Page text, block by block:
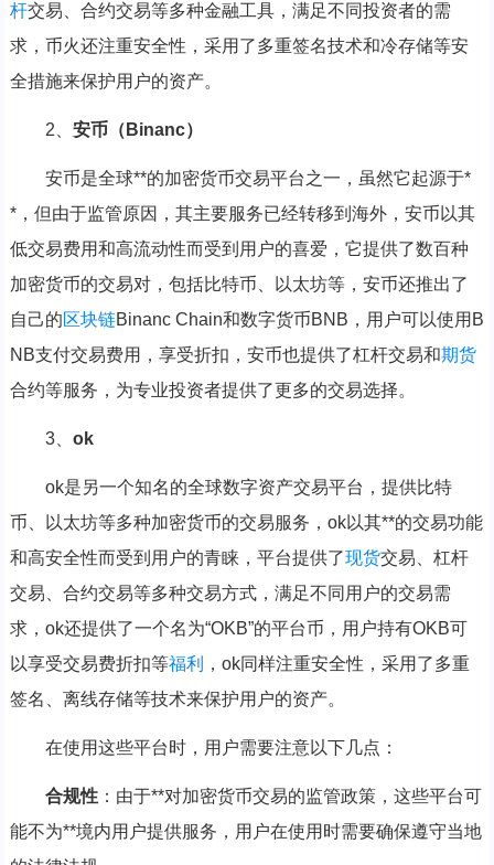
杆交易、合约交易等多种金融工具，满足不同投资者的需
求，币火还注重安全性，采用了多重签名技术和冷存储等安
全措施来保护用户的资产。
2、 安币（Binanc）
安币是全球**的加密货币交易平台之一，虽然它起源于*
*，但由于监管原因，其主要服务已经转移到海外，安币以其
低交易费用和高流动性而受到用户的喜爱，它提供了数百种
加密货币的交易对，包括比特币、以太坊等，安币还推出了
自己的区块链Binanc Chain和数字货币BNB，用户可以使用B
NB支付交易费用，享受折扣，安币也提供了杠杆交易和期货
合约等服务，为专业投资者提供了更多的交易选择。
3、 ok
ok是另一个知名的全球数字资产交易平台，提供比特
币、以太坊等多种加密货币的交易服务，ok以其**的交易功能
和高安全性而受到用户的青睐，平台提供了现货交易、杠杆
交易、合约交易等多种交易方式，满足不同用户的交易需
求，ok还提供了一个名为“OKB”的平台币，用户持有OKB可
以享受交易费折扣等福利
，ok同样注重安全性，采用了多重
签名、离线存储等技术来保护用户的资产。
在使用这些平台时，用户需要注意以下几点：
合规性：由于**对加密货币交易的监管政策，这些平台可
能不为**境内用户提供服务，用户在使用时需要确保遵守当地